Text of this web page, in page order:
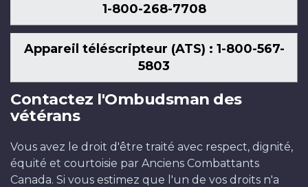
1-800-268-7708
Appareil téléscripteur (ATS) : 1-800-567-
5803
Contactez l'Ombudsman des
vétérans
Vous avez le droit d'être traité avec respect, dignité,
équité et courtoisie par Anciens Combattants
Canada. Si vous estimez que l'un de vos droits n'a